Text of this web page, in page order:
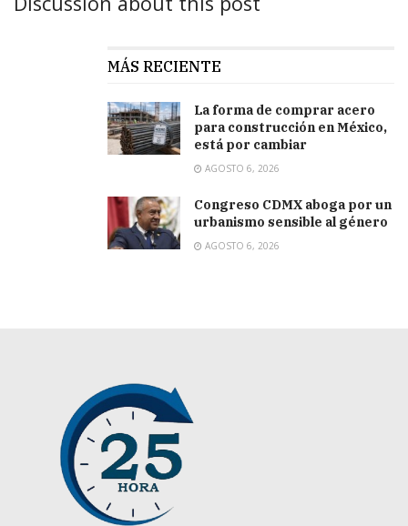
MÁS RECIENTE
La forma de comprar acero
para construcción en México,
está por cambiar
AGOSTO 6, 2026
Congreso CDMX aboga por un
urbanismo sensible al género
AGOSTO 6, 2026